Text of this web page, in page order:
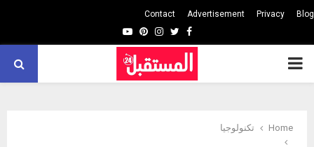
Blog
Privacy
Advertisement
Contact
Facebook
Twitter
Instagram
Pinterest
Youtube
PRIMARY
Home تكنولوجيا